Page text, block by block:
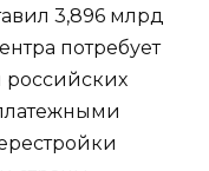
3,896 млрд
потребует
российских